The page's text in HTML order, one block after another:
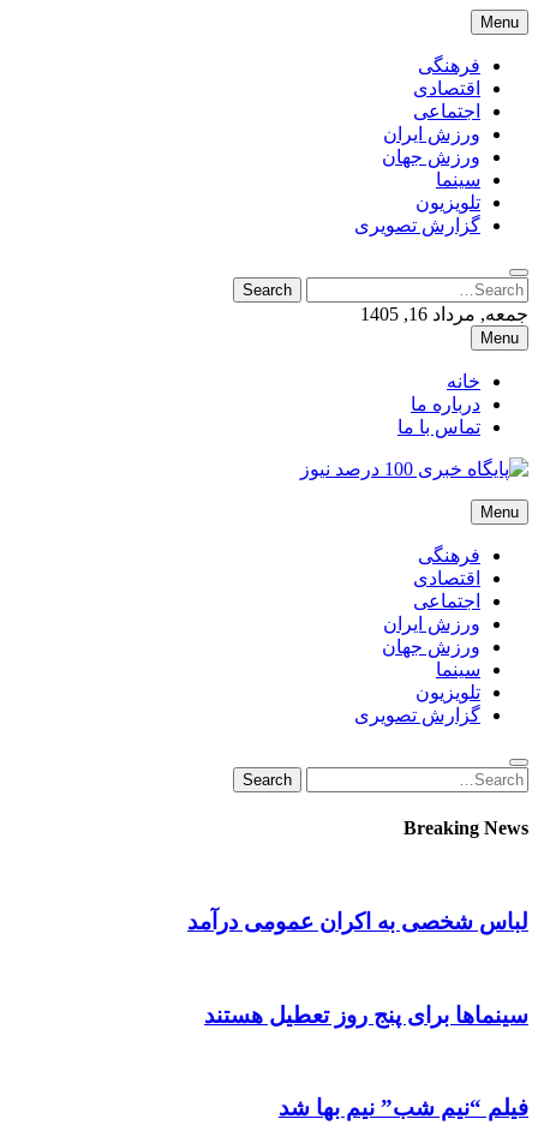
Skip
to
content
Menu
فرهنگی
اقتصادی
اجتماعی
ورزش ایران
ورزش جهان
سینما
تلویزیون
گزارش تصویری
Search
for:
Search
جمعه, مرداد 16, 1405
Menu
خانه
درباره ما
تماس با ما
پایگاه خبری 100 درصد نیوز
پایگاه خبری 100 درصد نیوز
Menu
فرهنگی
اقتصادی
اجتماعی
ورزش ایران
ورزش جهان
سینما
تلویزیون
گزارش تصویری
Search
for:
Search
Breaking News
لباس شخصی به اکران عمومی درآمد
سینماها برای پنج‌ روز تعطیل هستند
فیلم “نیم شب” نیم بها شد